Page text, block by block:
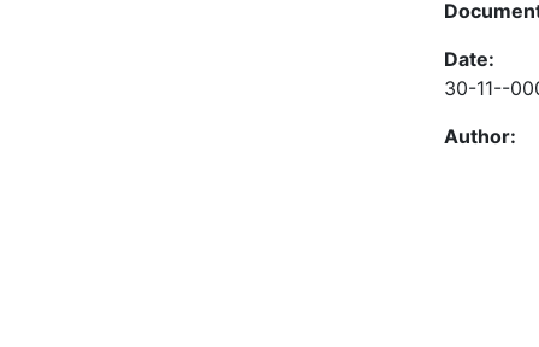
Date:
30-11--
Author: